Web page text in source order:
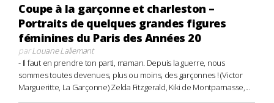
Coupe à la garçonne et charleston –
Portraits de quelques grandes figures
féminines du Paris des Années 20
parLouane Lallemant
- Il faut en prendre ton parti, maman. Depuis la guerre, nous
sommes toutes devenues, plus ou moins, des garçonnes ! (Victor
Margueritte, La Garçonne) Zelda Fitzgerald, Kiki de Montparnasse,...